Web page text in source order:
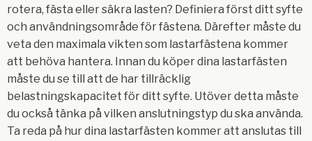
rotera, fästa eller säkra lasten? Definiera först ditt syfte
och användningsområde för fästena. Därefter måste du
veta den maximala vikten som lastarfästena kommer
att behöva hantera. Innan du köper dina lastarfästen
måste du se till att de har tillräcklig
belastningskapacitet för ditt syfte. Utöver detta måste
du också tänka på vilken anslutningstyp du ska använda.
Ta reda på hur dina lastarfästen kommer att anslutas till